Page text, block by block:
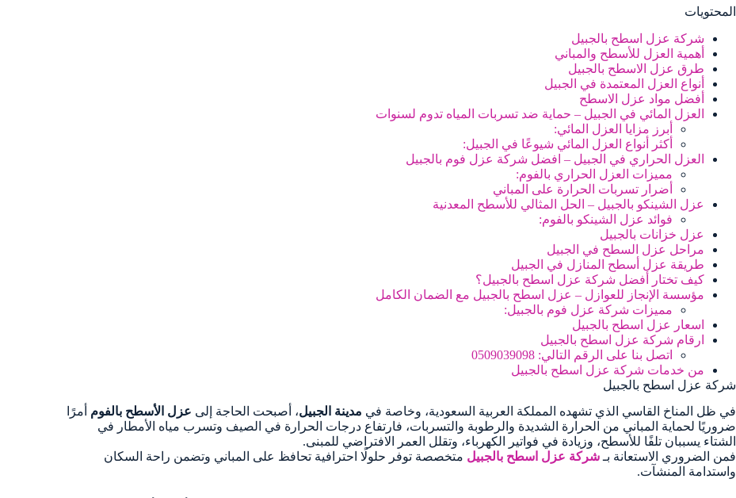
المحتويات
شركة عزل اسطح بالجبيل
أهمية العزل للأسطح والمباني
طرق عزل الاسطح بالجبيل
أنواع العزل المعتمدة في الجبيل
أفضل مواد عزل الاسطح
العزل المائي في الجبيل – حماية ضد تسربات المياه تدوم لسنوات
أبرز مزايا العزل المائي:
أكثر أنواع العزل المائي شيوعًا في الجبيل:
العزل الحراري في الجبيل – افضل شركة عزل فوم بالجبيل
مميزات العزل الحراري بالفوم:
أضرار تسربات الحرارة على المباني
عزل الشينكو بالجبيل – الحل المثالي للأسطح المعدنية
فوائد عزل الشينكو بالفوم:
عزل خزانات بالجبيل
مراحل عزل السطح في الجبيل
طريقة عزل أسطح المنازل في الجبيل
كيف تختار أفضل شركة عزل اسطح بالجبيل؟
مؤسسة الإنجاز للعوازل – عزل اسطح بالجبيل مع الضمان الكامل
مميزات شركة عزل فوم بالجبيل:
اسعار عزل اسطح بالجبيل
ارقام شركة عزل اسطح بالجبيل
اتصل بنا على الرقم التالي: 0509039098
من خدمات شركة عزل اسطح بالجبيل
شركة عزل اسطح بالجبيل
في ظل المناخ القاسي الذي تشهده المملكة العربية السعودية، وخاصة في مدينة الجبيل، أصبحت الحاجة إلى عزل الأسطح بالفوم أمرًا
ضروريًا لحماية المباني من الحرارة الشديدة والرطوبة والتسربات، فارتفاع درجات الحرارة في الصيف وتسرب مياه الأمطار في
الشتاء يسببان تلفًا للأسطح، وزيادة في فواتير الكهرباء، وتقلل العمر الافتراضي للمبنى.
فمن الضروري الاستعانة بـ شركة عزل اسطح بالجبيل متخصصة توفر حلولًا احترافية تحافظ على المباني وتضمن راحة السكان
واستدامة المنشآت.